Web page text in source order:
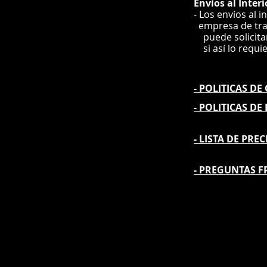
Envíosal
- Los envíos al
empresa de
puede
si así lo
- POLITICAS
- POLITICAS DE
- LISTA DE
- PREGUNTAS